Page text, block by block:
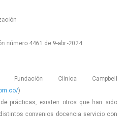
número 4461 de 9-abr.-2024
Fundación Clínica Campbell
)
prácticas, existen otros que han sido
convenios docencia servicio con